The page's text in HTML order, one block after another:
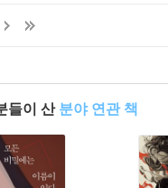
들이 산 분야 연관 책